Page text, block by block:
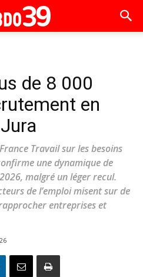
de 8 000
en
Travail sur les besoins
une dynamique de
malgré un léger recul.
de l’emploi misent sur de
entreprises et